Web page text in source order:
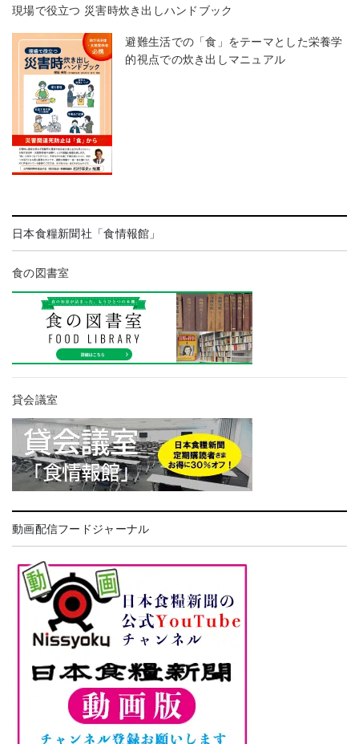
現場で役立つ 災害時炊き出しハンドブック
避難生活での「食」をテーマとした栄養学
的視点での炊き出しマニュアル
日本食糧新聞社「食情報館」
食の図書室
貸会議室
動画配信フードジャーナル